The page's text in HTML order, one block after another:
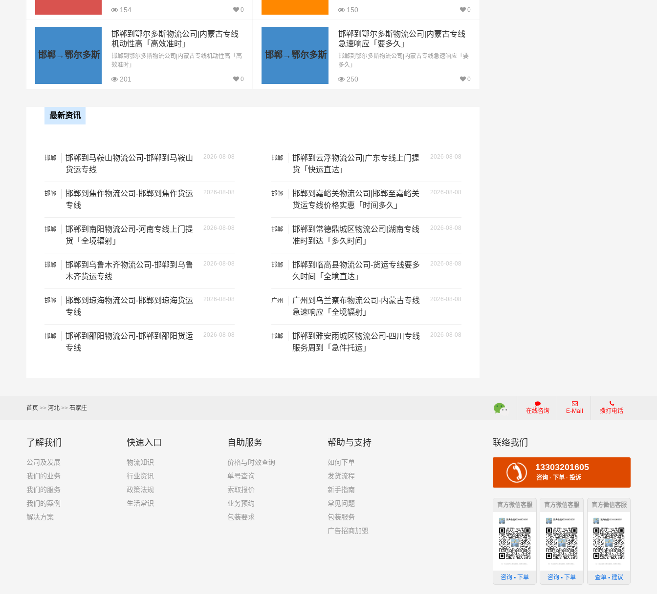
整车运输价格计算方式通常是按单价×公里，以上报价为市场透明价，仅供参考，不作为最终成交价
格，望知晓！
根据货物类型选择合适车型
中型面包车 6立方 1.2吨 2.4×1.6×1.9
依维柯 1.5吨 2.4×1.8×2.2
小型货车 1.5吨
中型货车 20立方 2吨 3.8×2×2.9
8吨
7米6货车 48立方 10吨 7×2.4×2.9
已发过 鄂尔多斯货物的货主告诉大家如果你选择了一家不靠谱的物流公司，可能会面临以下风险和损失：
1、包裹丢失或损坏：不靠谱的物流公司可能会在运输过程中丢失或损坏你的包裹，导致你的物品无法送达或受到损坏；
154 0 150 0
邯郸→鄂尔多斯
邯郸到鄂尔多斯物流公司|内蒙古专线
机动性高「高效准时」
邯郸到鄂尔多斯物流公司|内蒙古专线机动性高「高
效准时」
201 0
邯郸→鄂尔多斯
邯郸到鄂尔多斯物流公司|内蒙古专线
急速响应「要多久」
邯郸到鄂尔多斯物流公司|内蒙古专线急速响应「要
多久」
250 0
最新资讯
邯郸 2026-08-08
邯郸到马鞍山物流公司-邯郸到马鞍山
货运专线
邯郸 2026-08-08
邯郸到焦作物流公司-邯郸到焦作货运
专线
邯郸 2026-08-08
邯郸到南阳物流公司-河南专线上门提
货「全境辐射」
邯郸 2026-08-08
邯郸到乌鲁木齐物流公司-邯郸到乌鲁
木齐货运专线
邯郸 2026-08-08
邯郸到琼海物流公司-邯郸到琼海货运
专线
邯郸 2026-08-08
邯郸到邵阳物流公司-邯郸到邵阳货运
专线
邯郸 2026-08-08
邯郸到云浮物流公司|广东专线上门提
货「快运直达」
邯郸 2026-08-08
邯郸到嘉峪关物流公司|邯郸至嘉峪关
货运专线价格实惠「时间多久」
邯郸 2026-08-08
邯郸到常德鼎城区物流公司|湖南专线
准时到达「多久时间」
邯郸 2026-08-08
邯郸到临高县物流公司-货运专线要多
久时间「全境直达」
广州 2026-08-08
广州到乌兰察布物流公司-内蒙古专线
急速响应「全境辐射」
邯郸 2026-08-08
邯郸到雅安雨城区物流公司-四川专线
服务周到「急件托运」
首页 >> 河北>> 石家庄 在线咨询 E-Mail 拨打电话
了解我们
公司及发展
我们的业务
我们的服务
我们的案例
解决方案
快速入口
物流知识
行业资讯
政策法规
生活常识
自助服务
价格与时效查询
单号查询
索取报价
业务预约
包装要求
帮助与支持
如何下单
发货流程
新手指南
常见问题
包装服务
广告招商加盟
联络我们
13303201605
咨询 · 下单 · 投诉
官方微信客服
咨询 ▪ 下单
官方微信客服
咨询 ▪ 下单
官方微信客服
查单 ▪ 建议